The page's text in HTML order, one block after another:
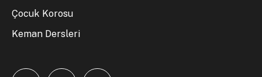
Çocuk Korosu
Keman Dersleri